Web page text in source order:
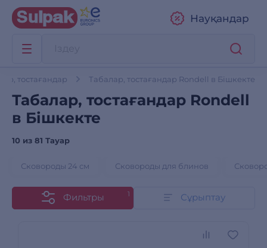
Науқандар
тостағандар Табалар, тостағандар Rondell в Бішкекте
Табалар, тостағандар Rondell
в Бішкекте
10 из 81 Тауар
Сковороды 24 см Сковороды для блинов
Фильтры 1 Сұрыптау